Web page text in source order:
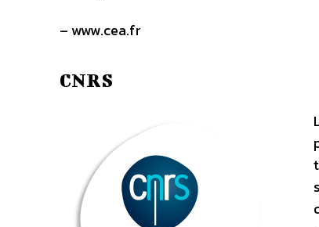
– www.cea.fr
CNRS